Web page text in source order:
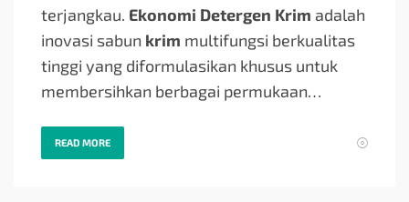
terjangkau. Ekonomi Detergen Krim adalah
inovasi sabun krim multifungsi berkualitas
tinggi yang diformulasikan khusus untuk
membersihkan berbagai permukaan…
READ MORE